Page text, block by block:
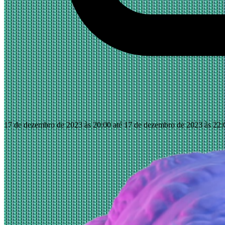
17 de dezembro de 2023 às 20:00 até 17 de dezembro de 2023 às